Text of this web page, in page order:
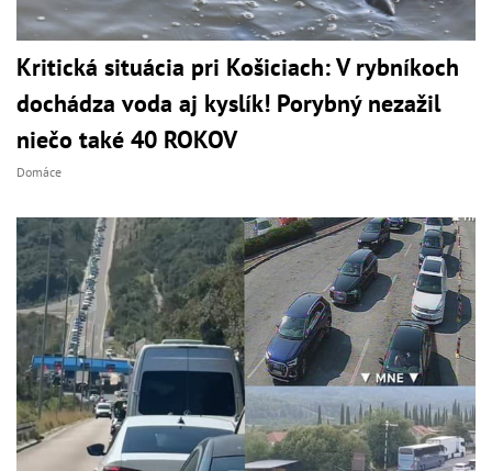
Kritická situácia pri Košiciach: V rybníkoch
dochádza voda aj kyslík! Porybný nezažil
niečo také 40 ROKOV
Domáce